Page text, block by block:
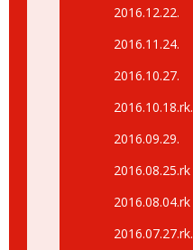
2016.12.22.
2016.11.24.
2016.10.27.
2016.10.18.rk.
2016.09.29.
2016.08.25.rk
2016.08.04.rk
2016.07.27.rk.